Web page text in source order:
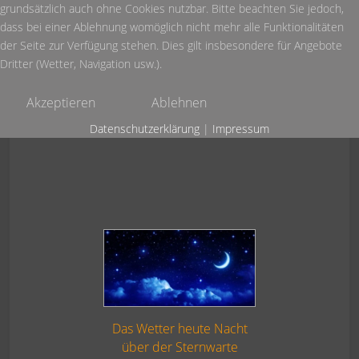
Das Wetter heute Nacht
über der Sternwarte
grundsätzlich auch ohne Cookies nutzbar. Bitte beachten Sie jedoch,
dass bei einer Ablehnung womöglich nicht mehr alle Funktionalitäten
der Seite zur Verfügung stehen. Dies gilt insbesondere für Angebote
Dritter (Wetter, Navigation usw.).
Akzeptieren Ablehnen
Datenschutzerklärung | Impressum